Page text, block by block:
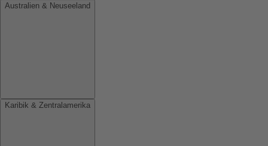
Australien & Neuseeland
Karibik & Zentralamerika